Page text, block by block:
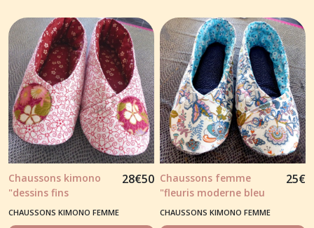
Chaussons kimono
"dessins fins
modernes" rouge
28€50
CHAUSSONS KIMONO FEMME
Chaussons femme
"fleuris moderne bleu
au fond blanc"
25€
CHAUSSONS KIMONO FEMME